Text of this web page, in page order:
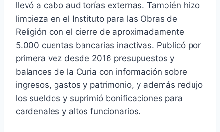
llevó a cabo auditorías externas. También hizo
limpieza en el Instituto para las Obras de
Religión con el cierre de aproximadamente
5.000 cuentas bancarias inactivas. Publicó por
primera vez desde 2016 presupuestos y
balances de la Curia con información sobre
ingresos, gastos y patrimonio, y además redujo
los sueldos y suprimió bonificaciones para
cardenales y altos funcionarios.